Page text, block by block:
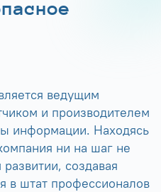
ведущим
и производителем
информации. Находясь
ни на шаг не
создавая
в штат профессионалов